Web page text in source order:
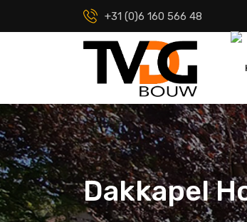
+31 (0)6 160 566 48
Dakkapel